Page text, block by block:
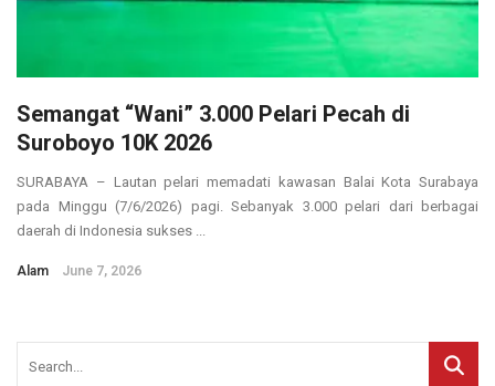
Semangat “Wani” 3.000 Pelari Pecah di
Suroboyo 10K 2026
SURABAYA – Lautan pelari memadati kawasan Balai Kota Surabaya
pada Minggu (7/6/2026) pagi. Sebanyak 3.000 pelari dari berbagai
daerah di Indonesia sukses ...
Alam June 7, 2026